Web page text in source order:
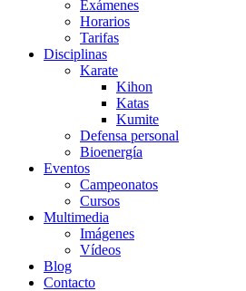
Exámenes
Horarios
Tarifas
Disciplinas
Karate
Kihon
Katas
Kumite
Defensa personal
Bioenergía
Eventos
Campeonatos
Cursos
Multimedia
Imágenes
Vídeos
Blog
Contacto